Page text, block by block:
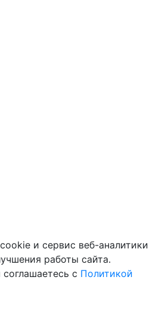
и сервис веб-аналитики
работы сайта.
с Политикой